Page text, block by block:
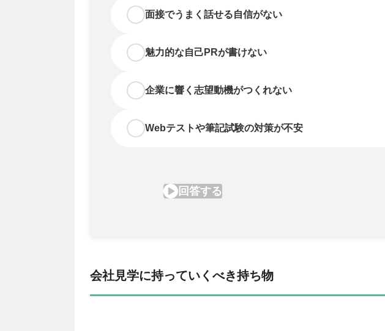
会社見学に持っていくべき持ち物